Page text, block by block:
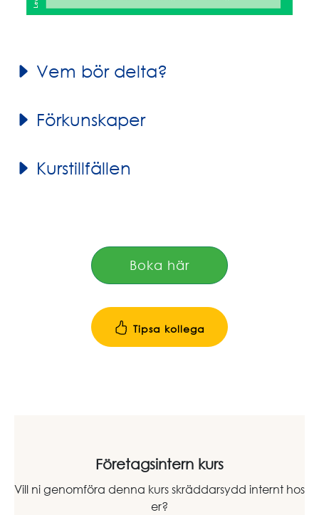
Vem bör delta?
Förkunskaper
Kurstillfällen
Boka här
Tipsa kollega
Företagsintern kurs
Vill ni genomföra denna kurs skräddarsydd internt hos
er?